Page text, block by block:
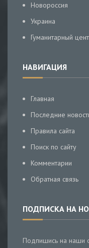
Новороссия
Украина
Гуманитарный
НАВИГАЦИЯ
Главная
Последние
Правила сайта
Поиск по сайту
Комментарии
Обратная связь
ПОДПИСКА НА
Подпишись на наши